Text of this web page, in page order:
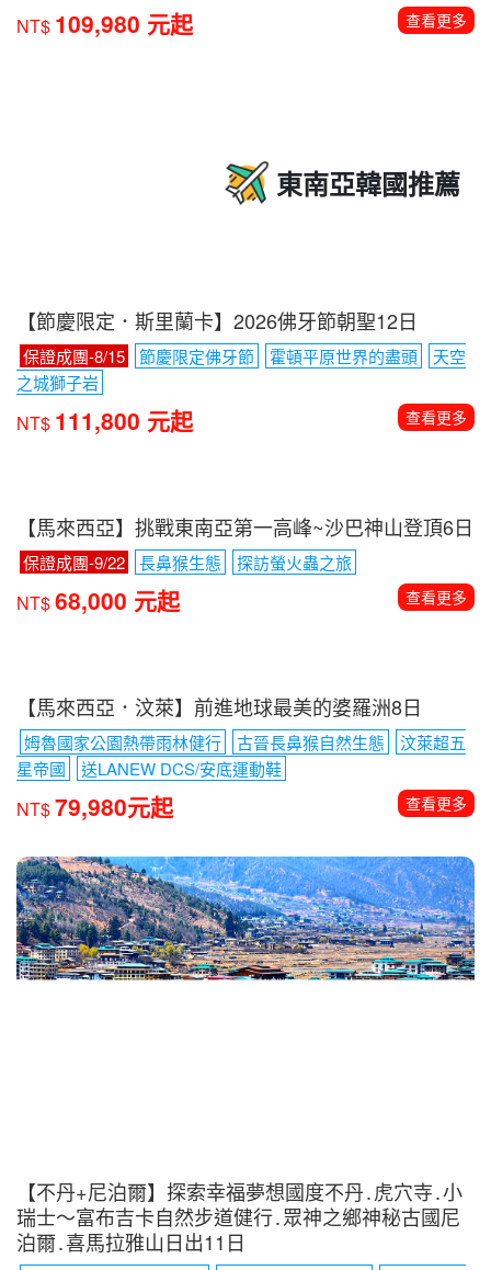
NT$ 109,980 元起 查看更多
東南亞韓國推薦
【節慶限定．斯里蘭卡】2026佛牙節朝聖12日
保證成團-8/15 節慶限定佛牙節 霍頓平原世界的盡頭
天空
之城獅子岩
NT$ 111,800 元起 查看更多
【馬來西亞】挑戰東南亞第一高峰~沙巴神山登頂6日
保證成團-9/22 長鼻猴生態 探訪螢火蟲之旅
NT$68,000 元起 查看更多
【馬來西亞．汶萊】前進地球最美的婆羅洲8日
姆魯國家公園熱帶雨林健行 古晉長鼻猴自然生態
汶萊超五
星帝國
送LANEW DCS/安底運動鞋
NT$79,980元起 查看更多
【不丹+尼泊爾】探索幸福夢想國度不丹․虎穴寺․小
瑞士〜富布吉卡自然步道健行․眾神之鄉神秘古國尼
泊爾․喜馬拉雅山日出11日